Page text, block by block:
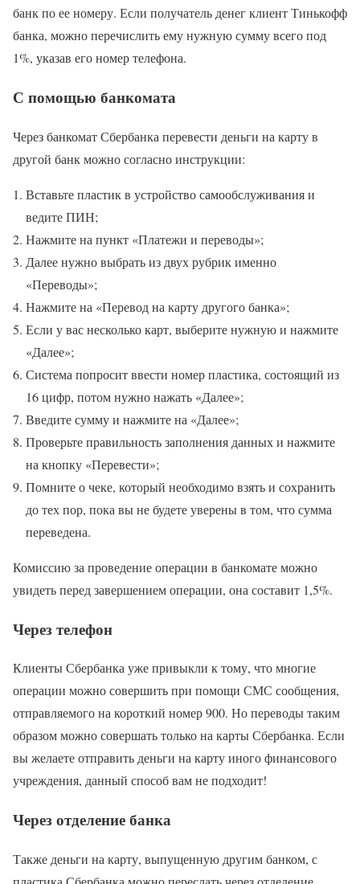
банк по ее номеру. Если получатель денег клиент Тинькофф
банка, можно перечислить ему нужную сумму всего под
1%, указав его номер телефона.
С помощью банкомата
Через банкомат Сбербанка перевести деньги на карту в
другой банк можно согласно инструкции:
Вставьте пластик в устройство самообслуживания и
ведите ПИН;
Нажмите на пункт «Платежи и переводы»;
Далее нужно выбрать из двух рубрик именно
«Переводы»;
Нажмите на «Перевод на карту другого банка»;
Если у вас несколько карт, выберите нужную и нажмите
«Далее»;
Система попросит ввести номер пластика, состоящий из
16 цифр, потом нужно нажать «Далее»;
Введите сумму и нажмите на «Далее»;
Проверьте правильность заполнения данных и нажмите
на кнопку «Перевести»;
Помните о чеке, который необходимо взять и сохранить
до тех пор, пока вы не будете уверены в том, что сумма
переведена.
Комиссию за проведение операции в банкомате можно
увидеть перед завершением операции, она составит 1,5%.
Через телефон
Клиенты Сбербанка уже привыкли к тому, что многие
операции можно совершить при помощи СМС сообщения,
отправляемого на короткий номер 900. Но переводы таким
образом можно совершать только на карты Сбербанка. Если
вы желаете отправить деньги на карту иного финансового
учреждения, данный способ вам не подходит!
Через отделение банка
Также деньги на карту, выпущенную другим банком, с